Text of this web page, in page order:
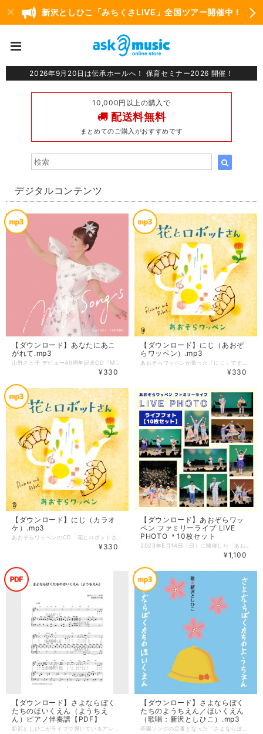
新沢としひこ「みちくさLIVE」全国ツアー開催中！
2026年9月20日は伝承ホールへ！ 保育セミナー2026 開催！
10,000円以上の購入で
配送料無料
まとめてのご購入がおすすめです
デジタルコンテンツ
【ダウンロード】あなたにあこ
がれて.mp3
¥330
【ダウンロード】にじ（あおぞ
らワッペン）.mp3
¥330
【ダウンロード】にじ（カラオ
ケ）.mp3
¥330
【ダウンロード】あおぞらワッ
ペン ファミリーライブ LIVE
PHOTO ＊10枚セット
¥1,100
【ダウンロード】さよならぼく
たちのほいくえん（ようちえ
ん）ピアノ伴奏譜【PDF】
【ダウンロード】さよならぼく
たちのようちえん／ほいくえん
（歌唱：新沢としひこ）.mp3